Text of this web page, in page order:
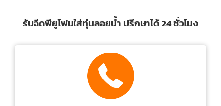
รับฉีดพียูโฟมใส่ทุ่นลอยน้ำ ปรึกษาได้ 24 ชั่วโมง